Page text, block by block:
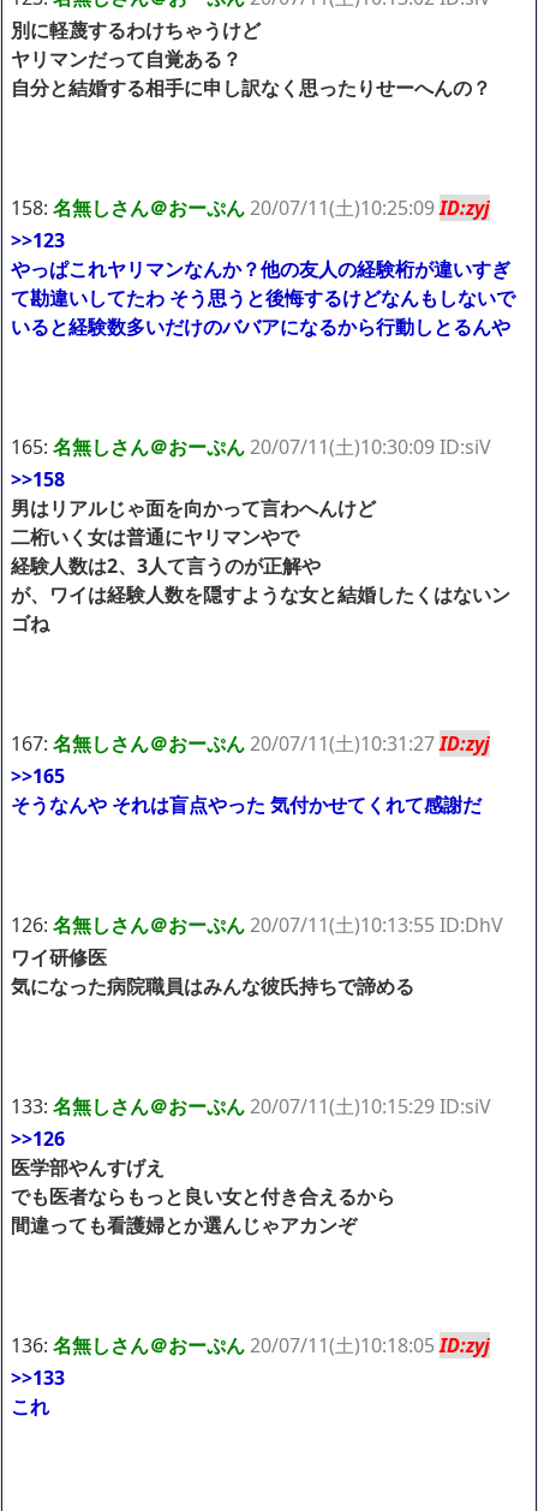
別に軽蔑するわけちゃうけど
ヤリマンだって自覚ある？
自分と結婚する相手に申し訳なく思ったりせーへんの？
158: 名無しさん＠おーぷん20/07/11(土)10:25:09ID:zyj
>>123
やっぱこれヤリマンなんか？他の友人の経験桁が違いすぎ
て勘違いしてたわ そう思うと後悔するけどなんもしないで
いると経験数多いだけのババアになるから行動しとるんや
165: 名無しさん＠おーぷん20/07/11(土)10:30:09 ID:siV
>>158
男はリアルじゃ面を向かって言わへんけど
二桁いく女は普通にヤリマンやで
経験人数は2、3人て言うのが正解や
が、ワイは経験人数を隠すような女と結婚したくはないン
ゴね
167: 名無しさん＠おーぷん20/07/11(土)10:31:27ID:zyj
>>165
そうなんや それは盲点やった 気付かせてくれて感謝だ
126: 名無しさん＠おーぷん20/07/11(土)10:13:55 ID:DhV
ワイ研修医
気になった病院職員はみんな彼氏持ちで諦める
133: 名無しさん＠おーぷん20/07/11(土)10:15:29 ID:siV
>>126
医学部やんすげえ
でも医者ならもっと良い女と付き合えるから
間違っても看護婦とか選んじゃアカンぞ
136: 名無しさん＠おーぷん20/07/11(土)10:18:05ID:zyj
>>133
これ